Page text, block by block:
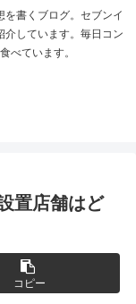
書くブログ。セブンイ
介しています。毎日コン
べています。
置店舗はど
コピー